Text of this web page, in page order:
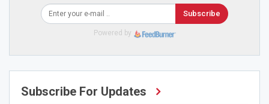
Subscribe
Powered by
Subscribe For Updates